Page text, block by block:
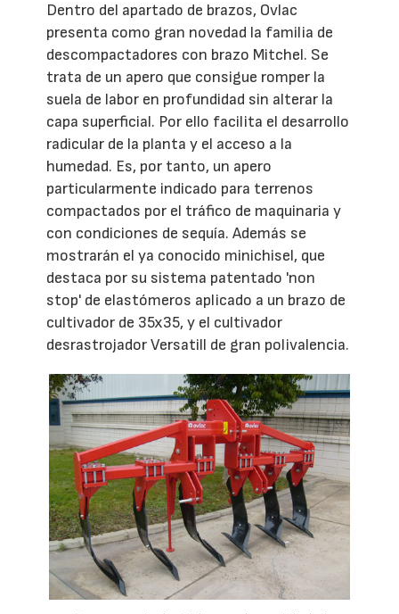
Dentro del apartado de brazos, Ovlac
presenta como gran novedad la familia de
descompactadores con brazo Mitchel. Se
trata de un apero que consigue romper la
suela de labor en profundidad sin alterar la
capa superficial. Por ello facilita el desarrollo
radicular de la planta y el acceso a la
humedad. Es, por tanto, un apero
particularmente indicado para terrenos
compactados por el tráfico de maquinaria y
con condiciones de sequía. Además se
mostrarán el ya conocido minichisel, que
destaca por su sistema patentado 'non
stop' de elastómeros aplicado a un brazo de
cultivador de 35x35, y el cultivador
desrastrojador Versatill de gran polivalencia.